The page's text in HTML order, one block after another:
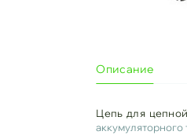
Описание
Цепь для
аккумуляторного